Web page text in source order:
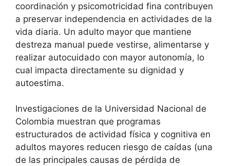
coordinación y psicomotricidad fina contribuyen
a preservar independencia en actividades de la
vida diaria. Un adulto mayor que mantiene
destreza manual puede vestirse, alimentarse y
realizar autocuidado con mayor autonomía, lo
cual impacta directamente su dignidad y
autoestima.
Investigaciones de la Universidad Nacional de
Colombia muestran que programas
estructurados de actividad física y cognitiva en
adultos mayores reducen riesgo de caídas (una
de las principales causas de pérdida de